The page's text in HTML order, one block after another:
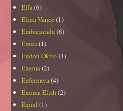
Elfa (6)
Elina Vance (1)
Embarazada (6)
Emua (1)
Endou Okito (1)
Enema (2)
Enfermera (4)
Enuma Elish (2)
Equal (1)